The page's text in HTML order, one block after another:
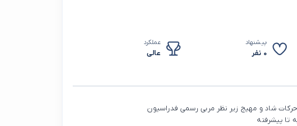
پیشنهاد
0 نفر
عملکرد
عالی
حرکات شاد و مهیج زیر نظر مربی رسمی فدراسیون
تا پیشرفته